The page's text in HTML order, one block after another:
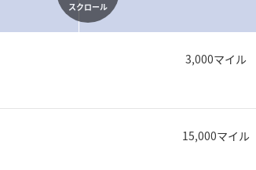
3,000マイル
15,000マイル
スクロール